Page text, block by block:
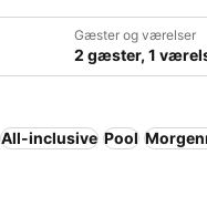
Gæster og værelser
2 gæster, 1
All-inclusive Pool